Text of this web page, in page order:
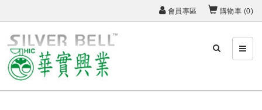
會員專區 購物車 (0)